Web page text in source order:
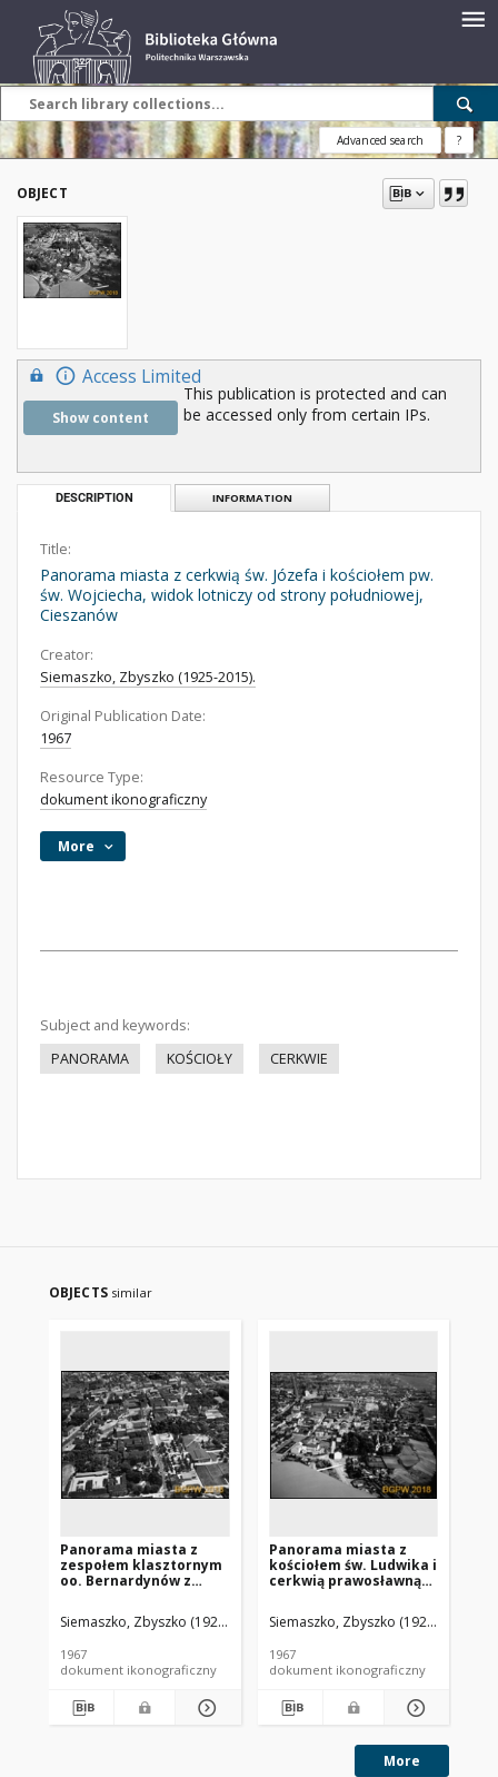
Advanced search ?
OBJECT
Access Limited
Show content
This publication is protected and can
be accessed only from certain IPs.
DESCRIPTION INFORMATION
Title:
Panorama miasta z cerkwią św. Józefa i kościołem pw.
św. Wojciecha, widok lotniczy od strony południowej,
Cieszanów
Creator:
Siemaszko, Zbyszko (1925-2015).
Original Publication Date:
1967
Resource Type:
dokument ikonograficzny
More
Subject and keywords:
PANORAMA
KOŚCIOŁY CERKWIE
OBJECTS similar
Panorama miasta z
zespołem klasztornym
oo. Bernardynów z
Podwyższenia Krzyża
Świętego i cerkwią
Wszystkich Świętych,
widok lotniczy od
Piotrków Trybunalski
Siemaszko, Zbyszko (1925-2015).
1967
dokument ikonograficzny
Panorama miasta z
kościołem św. Ludwika i
cerkwią prawosławną
lotniczy od strony
północno-zachodniej,
Siemaszko, Zbyszko (1925-2015).
1967
dokument ikonograficzny
More